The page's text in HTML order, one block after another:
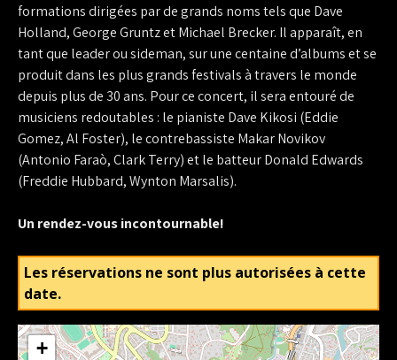
formations dirigées par de grands noms tels que Dave
Holland, George Gruntz et Michael Brecker. Il apparaît, en
tant que leader ou sideman, sur une centaine d’albums et se
produit dans les plus grands festivals à travers le monde
depuis plus de 30 ans. Pour ce concert, il sera entouré de
musiciens redoutables : le pianiste Dave Kikosi (Eddie
Gomez, Al Foster), le contrebassiste Makar Novikov
(Antonio Faraò, Clark Terry) et le batteur Donald Edwards
(Freddie Hubbard, Wynton Marsalis).
Un rendez-vous incontournable!
Les réservations ne sont plus autorisées à cette
date.
+